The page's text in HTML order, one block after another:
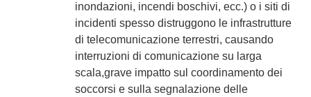
inondazioni, incendi boschivi, ecc.) o i siti di
incidenti spesso distruggono le infrastrutture
di telecomunicazione terrestri, causando
interruzioni di comunicazione su larga
scala,grave impatto sul coordinamento dei
soccorsi e sulla segnalazione delle